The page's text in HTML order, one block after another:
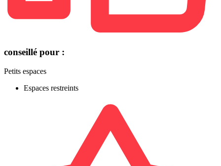
conseillé pour :
Petits espaces
Espaces restreints